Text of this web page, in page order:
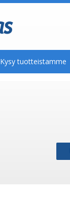
Kysy tuotteistamme